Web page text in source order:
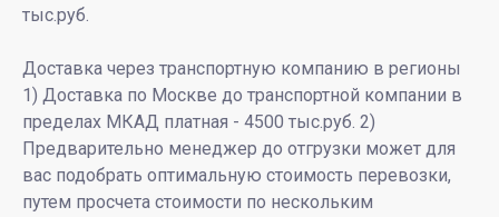
тыс.руб.
Доставка через транспортную компанию в регионы
1) Доставка по Москве до транспортной компании в
пределах МКАД платная - 4500 тыс.руб. 2)
Предварительно менеджер до отгрузки может для
вас подобрать оптимальную стоимость перевозки,
путем просчета стоимости по нескольким